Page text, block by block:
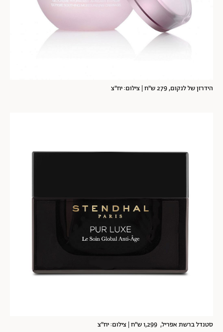
הידרזן של לנקום, 279 ש"ח | צילום: יח"צ
סטנדל ברשת אפריל, 1,299 ש"ח | צילום: יח"צ